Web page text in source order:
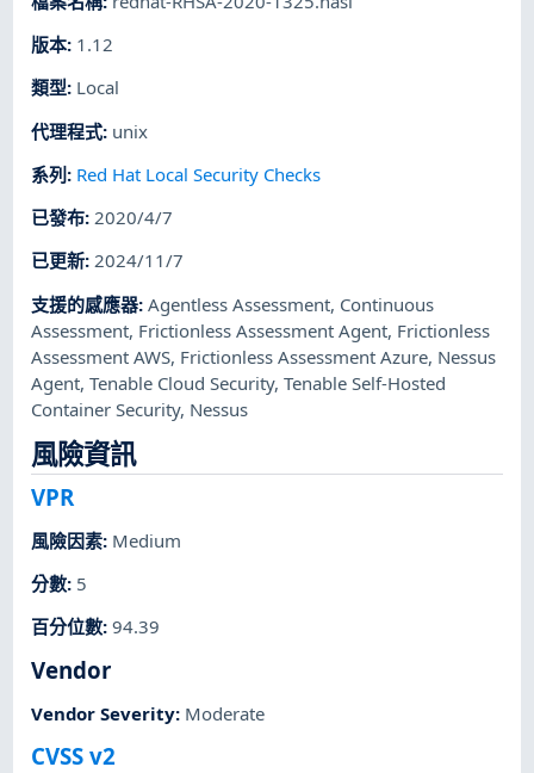
版本: 1.12
類型: Local
代理程式: unix
系列: Red Hat Local Security Checks
已發布:2020/4/7
已更新:2024/11/7
支援的感應器:Agentless Assessment, Continuous
Assessment, Frictionless Assessment Agent, Frictionless
Assessment AWS, Frictionless Assessment Azure, Nessus
Agent,Tenable Cloud Security,Tenable Self-Hosted
Container Security, Nessus
風險資訊
VPR
風險因素: Medium
分數: 5
百分位數:94.39
Vendor
Vendor Severity: Moderate
CVSS v2